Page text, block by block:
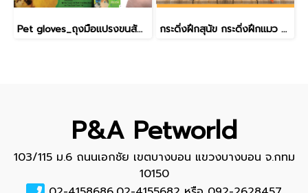
Pet gloves_ถุงมือแปรงขนสัตว์เลี้ยง / ของแท้ (Free Size) กระดิ่งฝึกสุนัข กระดิ่งฝึกแมว กระดิ่งกดเรียก / ขนาด 7x4.5 cm. / คละสี
P&A Petworld
103/115 ม.6 ถนนเอกชัย เขตบางบอน แขวงบางบอน จ.กทม
10150